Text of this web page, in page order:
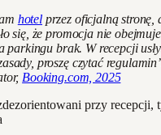
hotelprzez oficjalną stronę,
się, że promocja nie
parkingu brak. W recepcji
proszę czytać
Booking.com, 2025